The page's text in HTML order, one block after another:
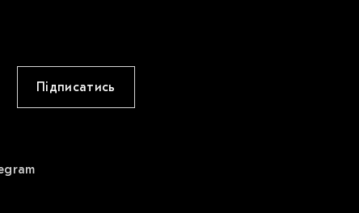
Підписатись